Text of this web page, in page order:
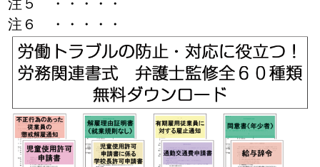
注５ ・・・・・
注６ ・・・・・